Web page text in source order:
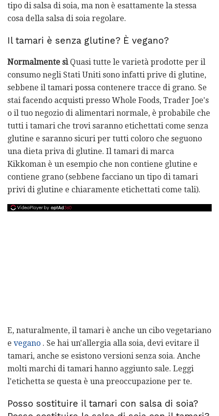
tipo di salsa di soia, ma non è esattamente la stessa
cosa della salsa di soia regolare.
Il tamari è senza glutine? È vegano?
Normalmente sìQuasi tutte le varietà prodotte per il
consumo negli Stati Uniti sono infatti prive di glutine,
sebbene il tamari possa contenere tracce di grano. Se
stai facendo acquisti presso Whole Foods, Trader Joe's
o il tuo negozio di alimentari normale, è probabile che
tutti i tamari che trovi saranno etichettati come senza
glutine e saranno sicuri per tutti coloro che seguono
una dieta priva di glutine. Il tamari di marca
Kikkoman è un esempio che non contiene glutine e
contiene grano (sebbene facciano un tipo di tamari
privi di glutine e chiaramente etichettati come tali).
E, naturalmente, il tamari è anche un cibo vegetariano
e vegano . Se hai un'allergia alla soia, devi evitare il
tamari, anche se esistono versioni senza soia. Anche
molti marchi di tamari hanno aggiunto sale. Leggi
l'etichetta se questa è una preoccupazione per te.
Posso sostituire il tamari con salsa di soia?